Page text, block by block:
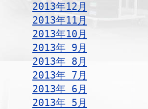
2013年12月
2013年11月
2013年10月
2013年 9月
2013年 8月
2013年 7月
2013年 6月
2013年 5月